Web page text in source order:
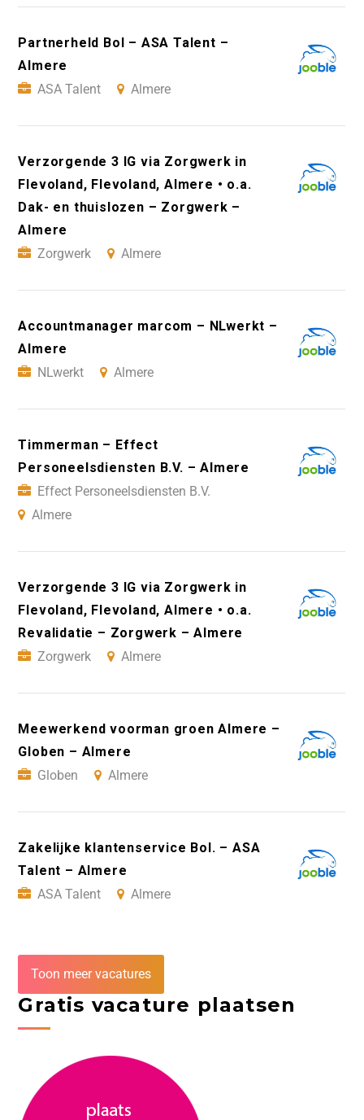
Partnerheld Bol – ASA Talent –
Almere
ASA Talent
Almere
Verzorgende 3 IG via Zorgwerk in
Flevoland, Flevoland, Almere • o.a.
Dak- en thuislozen – Zorgwerk –
Almere
Zorgwerk
Almere
Accountmanager marcom – NLwerkt –
Almere
NLwerkt
Almere
Timmerman – Effect
Personeelsdiensten B.V. – Almere
Effect Personeelsdiensten B.V.
Almere
Verzorgende 3 IG via Zorgwerk in
Flevoland, Flevoland, Almere • o.a.
Revalidatie – Zorgwerk – Almere
Zorgwerk
Almere
Meewerkend voorman groen Almere –
Globen – Almere
Globen
Almere
Zakelijke klantenservice Bol. – ASA
Talent – Almere
ASA Talent
Almere
Toon meer vacatures
Gratis vacature plaatsen